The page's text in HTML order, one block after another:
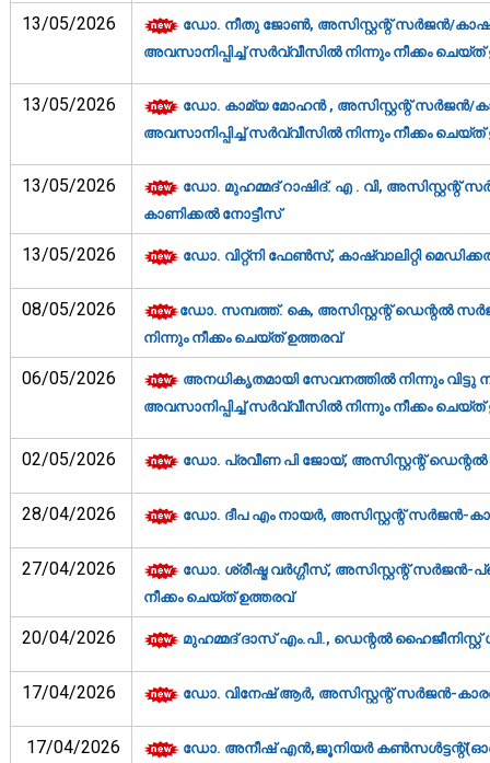
13/05/2026
ഡോ. നീതു ജോൺ, അസിസ്റ്റന്റ് സര്‍ജന്‍/
അവസാനിപ്പിച്ച് സര്‍വ്വീസില്‍ നിന്നും നീക്കം
13/05/2026
ഡോ. കാമ്യ മോഹൻ , അസിസ്റ്റന്റ് സര്‍ജന്‍/
അവസാനിപ്പിച്ച് സര്‍വ്വീസില്‍ നിന്നും നീക്കം
13/05/2026
ഡോ. മുഹമ്മദ് റാഷിദ്. എ . വി, അസിസ്റ്റന്റ്
കാണിക്കല്‍ നോട്ടീസ്‌
13/05/2026 ഡോ. വിറ്റ്നി ഫേൺസ്, കാഷ്വാലിറ്റി
08/05/2026
ഡോ. സമ്പത്ത്. കെ, അസിസ്റ്റന്റ് ഡെന്റൽ
നിന്നും നീക്കം ചെയ്ത് ഉത്തരവ്‌
06/05/2026
അനധികൃതമായി സേവനത്തില്‍ നിന്നും വിട്ടു
അവസാനിപ്പിച്ച് സര്‍വ്വീസില്‍ നിന്നും നീക്കം
02/05/2026 ഡോ. പ്രവീണ പി ജോയ്, അസിസ്റ്റന്റ്
28/04/2026 ഡോ. ദീപ എം നായര്‍, അസിസ്റ്റന്റ് സര്‍ജന്‍-
27/04/2026
ഡോ. ശ്രീഷ്മ വര്‍ഗ്ഗീസ്, അസിസ്റ്റന്റ് സര്‍ജന്‍-
നീക്കം ചെയ്ത് ഉത്തരവ്‌
20/04/2026 മുഹമ്മദ് ദാസ് എം.പി., ഡെന്റല്‍
17/04/2026 ഡോ. വിനേഷ് ആര്‍, അസിസ്റ്റന്റ് സര്‍ജന്‍-
17/04/2026 ഡോ. അനീഷ് എന്‍,ജൂനിയര്‍